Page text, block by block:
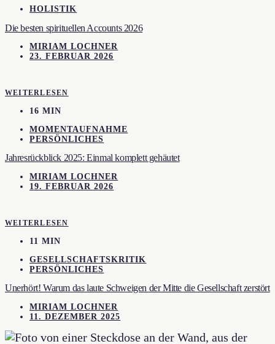
HOLISTIK
Die besten spirituellen Accounts 2026
MIRIAM LOCHNER
23. FEBRUAR 2026
WEITERLESEN
16 MIN
MOMENTAUFNAHME
PERSÖNLICHES
Jahresrückblick 2025: Einmal komplett gehäutet
MIRIAM LOCHNER
19. FEBRUAR 2026
WEITERLESEN
11 MIN
GESELLSCHAFTSKRITIK
PERSÖNLICHES
Unerhört! Warum das laute Schweigen der Mitte die Gesellschaft zerstört
MIRIAM LOCHNER
11. DEZEMBER 2025